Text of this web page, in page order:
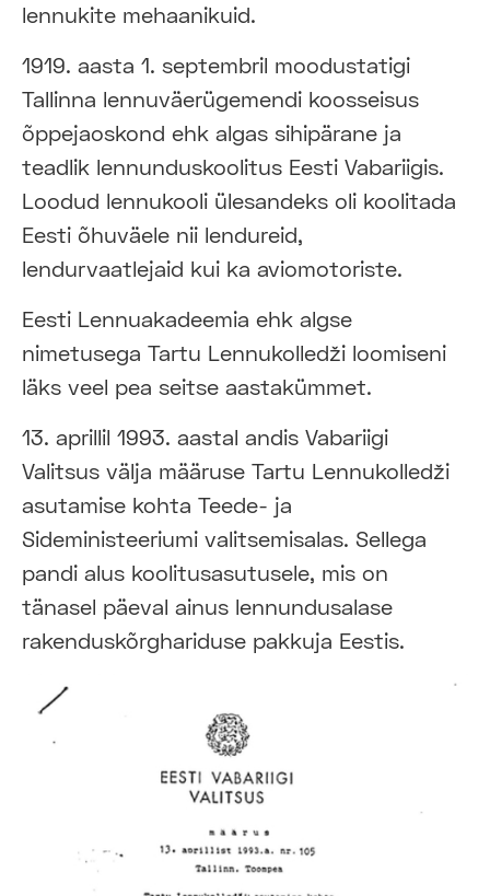
lennukite mehaanikuid.
1919. aasta 1. septembril moodustatigi
Tallinna lennuväerügemendi koosseisus
õppejaoskond ehk algas sihipärane ja
teadlik lennunduskoolitus Eesti Vabariigis.
Loodud lennukooli ülesandeks oli koolitada
Eesti õhuväele nii lendureid,
lendurvaatlejaid kui ka aviomotoriste.
Eesti Lennuakadeemia ehk algse
nimetusega Tartu Lennukolledži loomiseni
läks veel pea seitse aastakümmet.
13. aprillil 1993. aastal andis Vabariigi
Valitsus välja määruse Tartu Lennukolledži
asutamise kohta Teede- ja
Sideministeeriumi valitsemisalas. Sellega
pandi alus koolitusasutusele, mis on
tänasel päeval ainus lennundusalase
rakenduskõrghariduse pakkuja Eestis.